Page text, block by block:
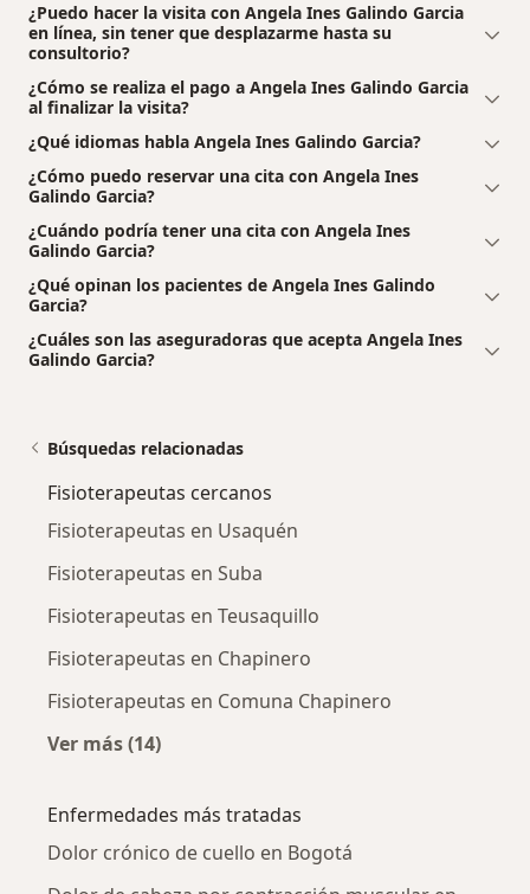
¿Puedo hacer la visita con Angela Ines Galindo Garcia
en línea, sin tener que desplazarme hasta su
consultorio?
¿Cómo se realiza el pago a Angela Ines Galindo Garcia
al finalizar la visita?
¿Qué idiomas habla Angela Ines Galindo Garcia?
¿Cómo puedo reservar una cita con Angela Ines
Galindo Garcia?
¿Cuándo podría tener una cita con Angela Ines
Galindo Garcia?
¿Qué opinan los pacientes de Angela Ines Galindo
Garcia?
¿Cuáles son las aseguradoras que acepta Angela Ines
Galindo Garcia?
Búsquedas relacionadas
Fisioterapeutas cercanos
Fisioterapeutas en Usaquén
Fisioterapeutas en Suba
Fisioterapeutas en Teusaquillo
Fisioterapeutas en Chapinero
Fisioterapeutas en Comuna Chapinero
Ver más (14)
Enfermedades más tratadas
Dolor crónico de cuello en Bogotá